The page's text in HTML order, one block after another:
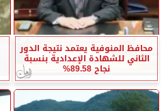
محافظ المنوفية يعتمد نتيجة الدور
الثاني للشهادة الإعدادية بنسبة
نجاح 89.58%